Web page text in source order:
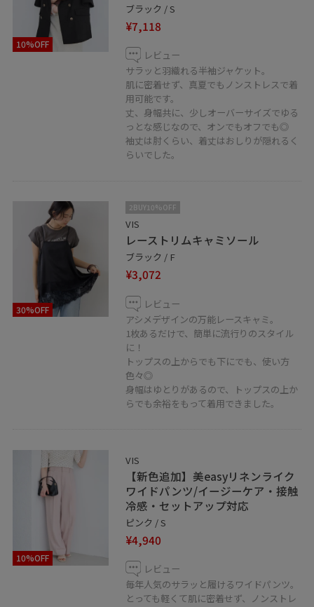
10%OFF
ブラック / S
¥7,118
レビュー
サラッと羽織れる半袖ジャケット。
肌に密着せず、真夏でもノンストレスで着
用可能です。
丈、身幅共に、少しオーバーサイズでゆる
っとな感じなので、オンでもオフでも◎
袖丈は肘くらい、着丈はおしりが隠れるく
らいでした。
30%OFF
2BUY10%OFF
VIS
レーストリムキャミソール
ブラック / F
¥3,072
レビュー
アシメデザインの万能レースキャミ。
1枚あるだけで、簡単に流行りのスタイル
に！
トップスの上からでも下にでも、使い方
色々◎
身幅はゆとりがあるので、トップスの上か
らでも余裕をもって着用できました。
10%OFF
VIS
【新色追加】美easyリネンライク
ワイドパンツ/イージーケア・接触
冷感・セットアップ対応
ピンク / S
¥4,940
レビュー
毎年人気のサラッと履けるワイドパンツ。
とっても軽くて肌に密着せず、ノンストレ